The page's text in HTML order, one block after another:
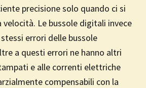
precisione solo quando ci si
velocità. Le bussole digitali invece
errori delle bussole
a questi errori ne hanno altri
e alle correnti elettriche
compensabili con la